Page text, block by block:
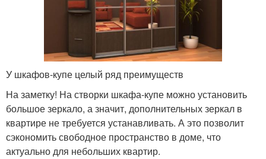
У шкафов-купе целый ряд преимуществ
На заметку! На створки шкафа-купе можно установить
большое зеркало, а значит, дополнительных зеркал в
квартире не требуется устанавливать. А это позволит
сэкономить свободное пространство в доме, что
актуально для небольших квартир.